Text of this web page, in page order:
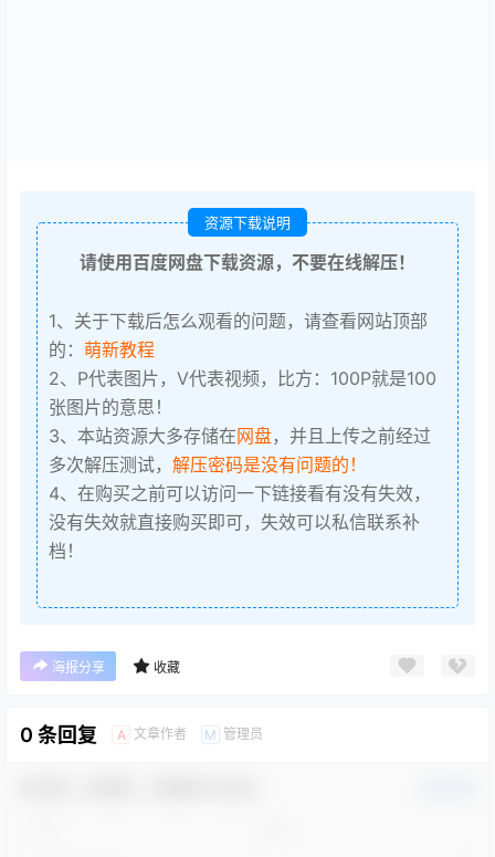
资源下载说明
请使用百度网盘下载资源，不要在线解压！
1、关于下载后怎么观看的问题，请查看网站顶部
的： 萌新教程
2、P代表图片，V代表视频，比方：100P就是100
张图片的意思！
3、本站资源大多存储在网盘，并且上传之前经过
多次解压测试， 解压密码是没有问题的！
4、在购买之前可以访问一下链接看有没有失效，
没有失效就直接购买即可，失效可以私信联系补
档！
海报分享 收藏
0 条回复 A 文章作者 M 管理员